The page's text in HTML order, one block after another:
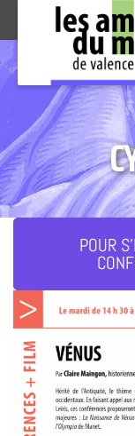
POUR